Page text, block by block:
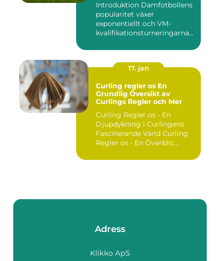
Introduktion Damfotbollens
popularitet växer
exponentiellt och VM-
kvalifikationsturneringarna
17. jan
Curling regler os En
Grundlig Översikt av
Curlings Regler och Mer
Curling Regler os - En
Djupdykning i Curlingens
Fascinerande Värld Curling
Regler os - En Överblic...
Adress